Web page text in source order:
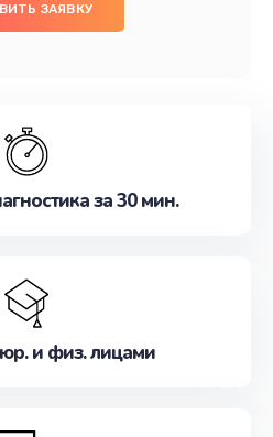
ЗАЯВКУ
за 30 мин.
и физ. лицами